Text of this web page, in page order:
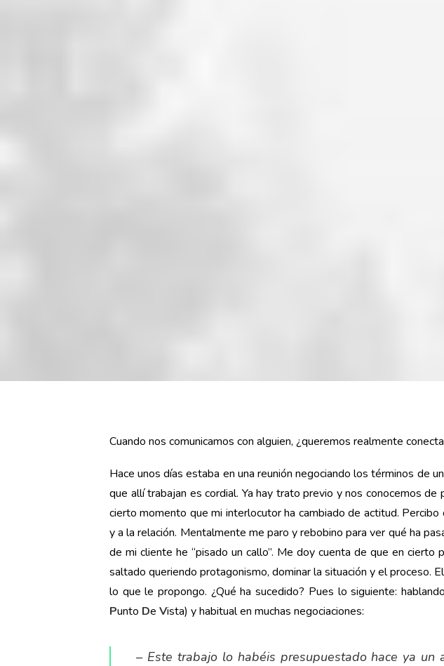
Cuando nos comunicamos con alguien, ¿queremos realmente
Hace unos días estaba en una reunión negociando los términos de
que allí trabajan es cordial. Ya hay trato previo y nos conocemos
cierto momento que mi interlocutor ha cambiado de actitud.
y a la relación. Mentalmente me paro y rebobino para ver qué ha
de mi cliente he “pisado un callo”. Me doy cuenta de que en
saltado queriendo protagonismo, dominar la situación y el proceso.
lo que le propongo. ¿Qué ha sucedido? Pues lo siguiente:
Punto De Vista) y habitual en muchas negociaciones:
– Este trabajo lo habéis presupuestado hace ya